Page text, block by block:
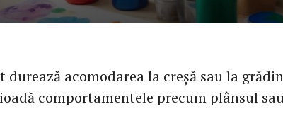
durează acomodarea la creșă sau la
comportamentele precum plânsul